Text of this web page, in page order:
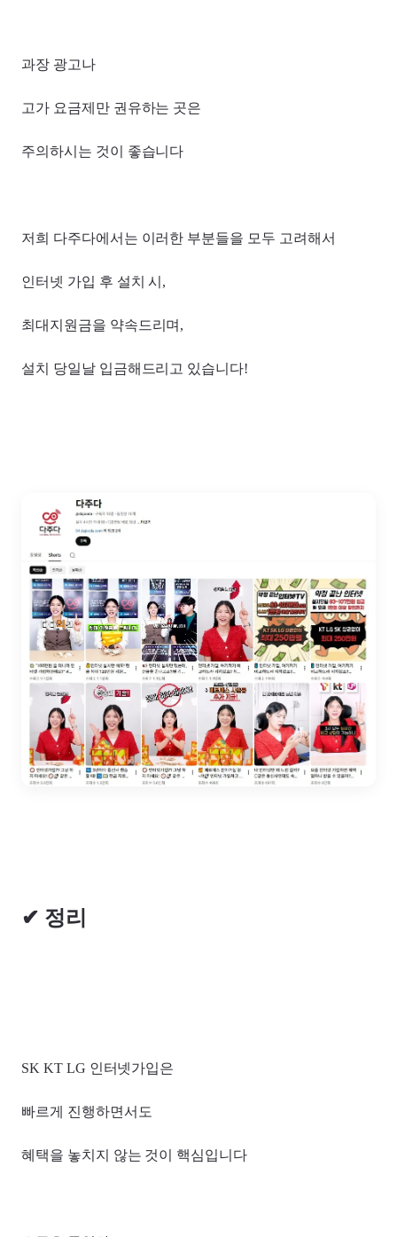
과장 광고나
고가 요금제만 권유하는 곳은
주의하시는 것이 좋습니다
저희 다주다에서는 이러한 부분들을 모두 고려해서
인터넷 가입 후 설치 시,
최대지원금을 약속드리며,
설치 당일날 입금해드리고 있습니다!
✔ 정리
SK KT LG 인터넷가입은
빠르게 진행하면서도
혜택을 놓치지 않는 것이 핵심입니다